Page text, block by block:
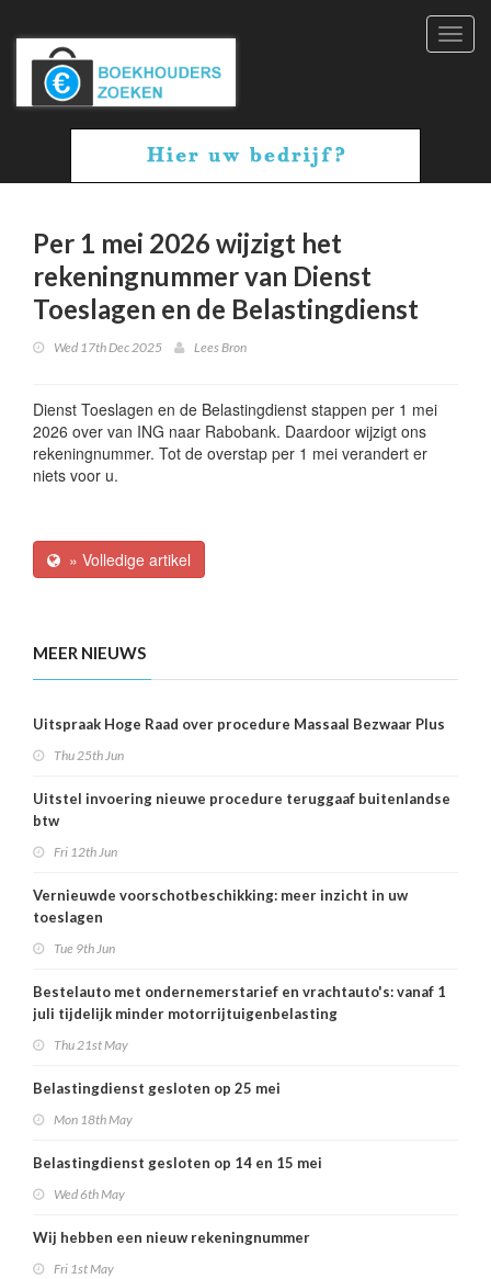
Per 1 mei 2026 wijzigt het
rekeningnummer van Dienst
Toeslagen en de Belastingdienst
Wed 17th Dec 2025 Lees Bron
Dienst Toeslagen en de Belastingdienst stappen per 1 mei
2026 over van ING naar Rabobank. Daardoor wijzigt ons
rekeningnummer. Tot de overstap per 1 mei verandert er
niets voor u.
» Volledige artikel
MEER NIEUWS
Uitspraak Hoge Raad over procedure Massaal Bezwaar Plus
Thu 25th Jun
Uitstel invoering nieuwe procedure teruggaaf buitenlandse
btw
Fri 12th Jun
Vernieuwde voorschotbeschikking: meer inzicht in uw
toeslagen
Tue 9th Jun
Bestelauto met ondernemerstarief en vrachtauto's: vanaf 1
juli tijdelijk minder motorrijtuigenbelasting
Thu 21st May
Belastingdienst gesloten op 25 mei
Mon 18th May
Belastingdienst gesloten op 14 en 15 mei
Wed 6th May
Wij hebben een nieuw rekeningnummer
Fri 1st May